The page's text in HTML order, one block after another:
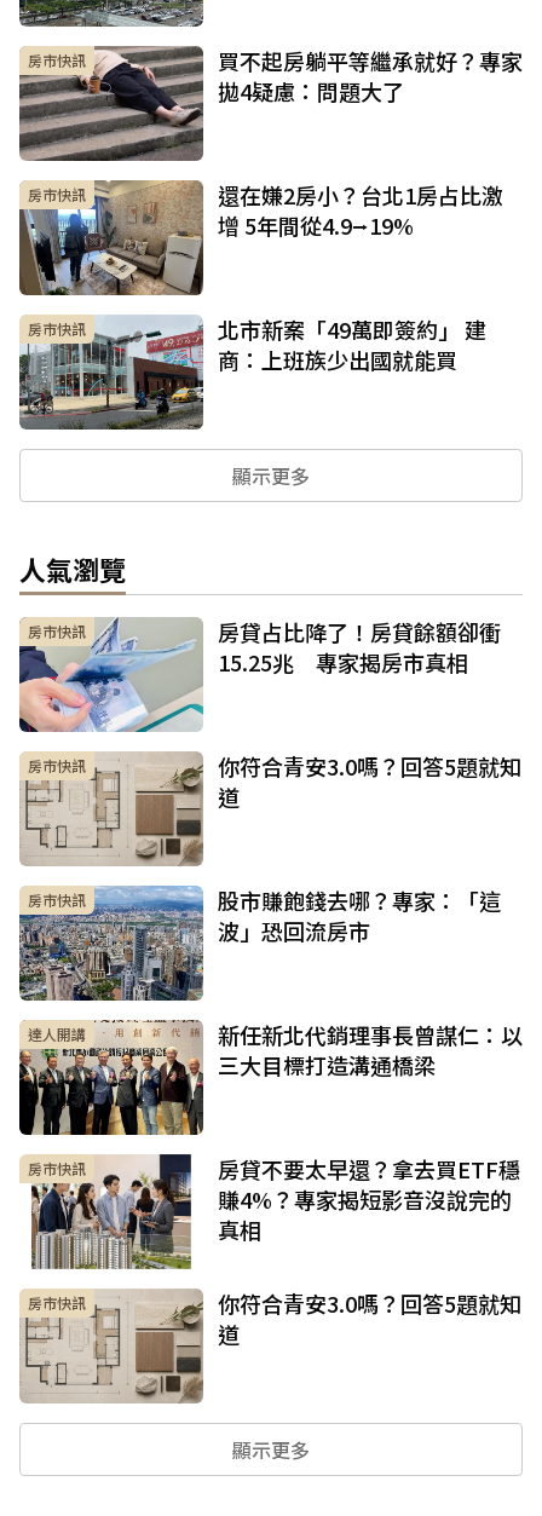
房市快訊
買不起房躺平等繼承就好？專家
拋4疑慮：問題大了
房市快訊
還在嫌2房小？台北1房占比激
增 5年間從4.9⭢19%
房市快訊
北市新案「49萬即簽約」 建
商：上班族少出國就能買
顯示更多
人氣瀏覽
房市快訊
房貸占比降了！房貸餘額卻衝
15.25兆 專家揭房市真相
房市快訊
你符合青安3.0嗎？回答5題就知
道
房市快訊
股市賺飽錢去哪？專家：「這
波」恐回流房市
達人開講
新任新北代銷理事長曾謀仁：以
三大目標打造溝通橋梁
房市快訊
房貸不要太早還？拿去買ETF穩
賺4%？專家揭短影音沒說完的
真相
房市快訊
你符合青安3.0嗎？回答5題就知
道
顯示更多